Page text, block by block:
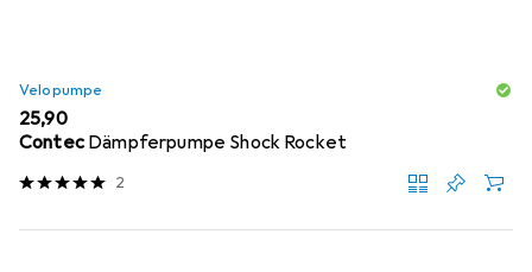
Velopumpe
EUR
25,90
Contec Dämpferpumpe Shock Rocket
2